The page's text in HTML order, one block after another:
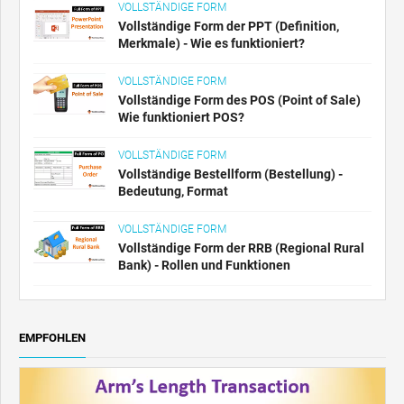
VOLLSTÄNDIGE FORM
Vollständige Form der PPT (Definition,
Merkmale) - Wie es funktioniert?
VOLLSTÄNDIGE FORM
Vollständige Form des POS (Point of Sale)
Wie funktioniert POS?
VOLLSTÄNDIGE FORM
Vollständige Bestellform (Bestellung) -
Bedeutung, Format
VOLLSTÄNDIGE FORM
Vollständige Form der RRB (Regional Rural
Bank) - Rollen und Funktionen
EMPFOHLEN